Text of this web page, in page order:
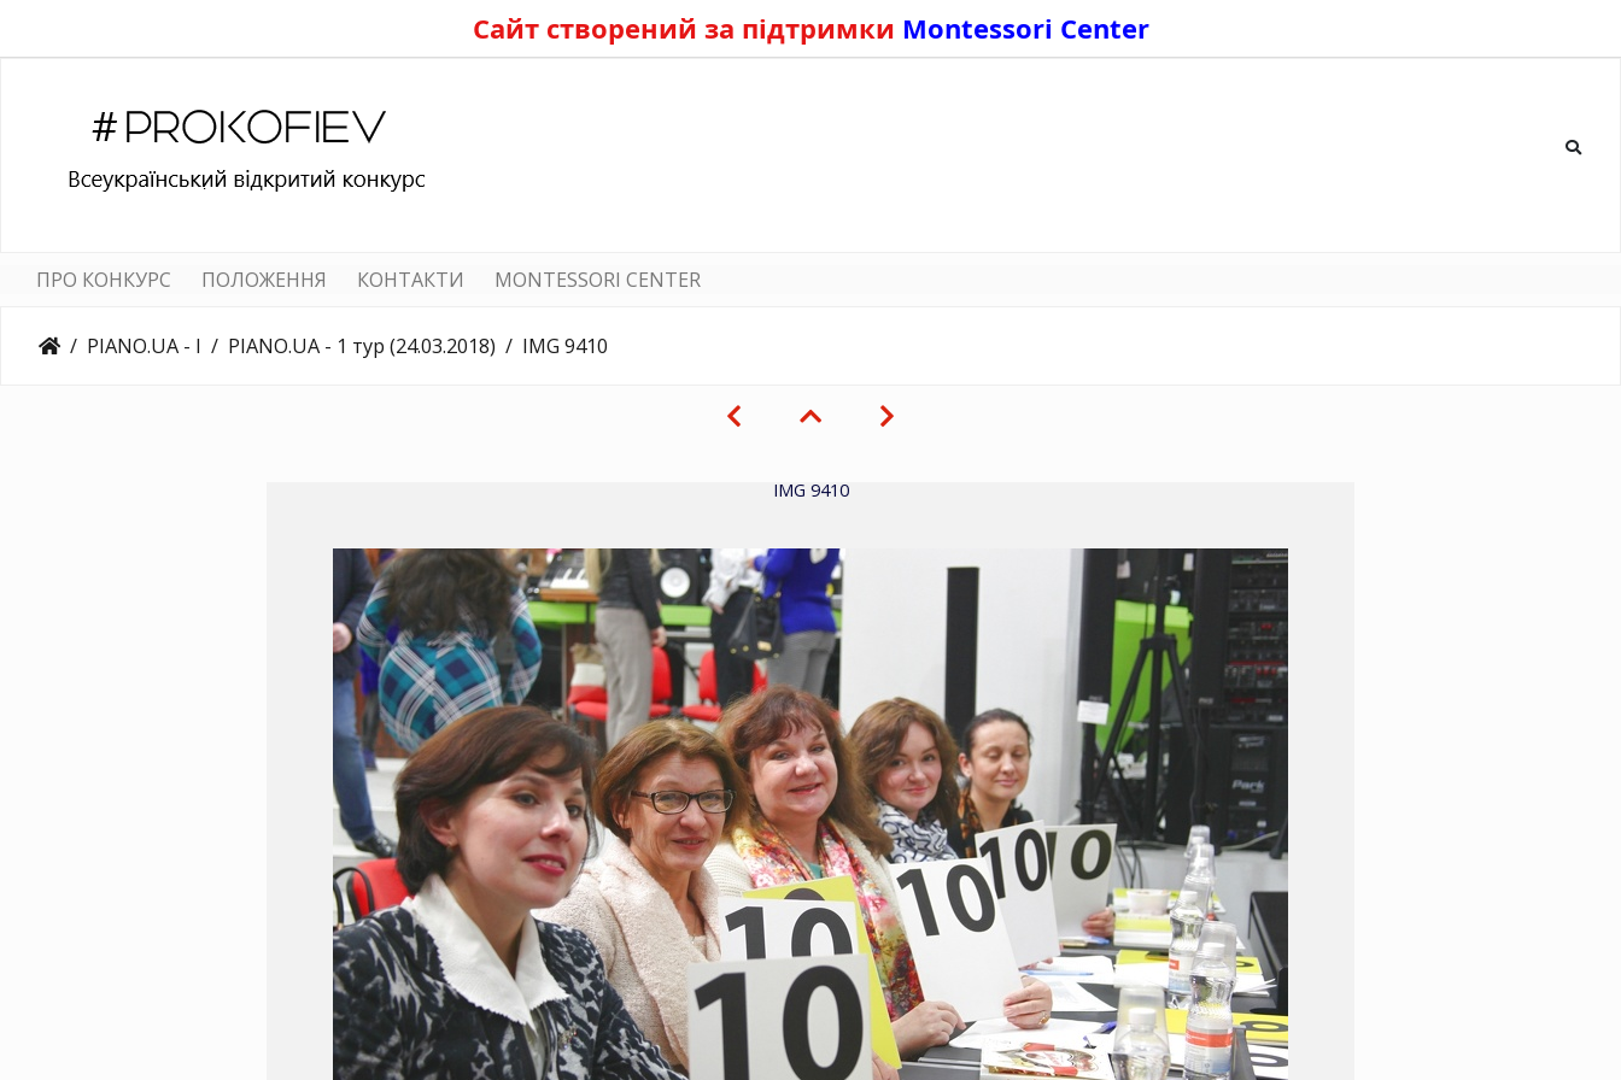
Сайт створений за підтримки Montessori Center
ПРО КОНКУРС ПОЛОЖЕННЯ КОНТАКТИ MONTESSORI CENTER
PIANO.UA - I PIANO.UA - 1 тур (24.03.2018) IMG 9410
IMG 9410